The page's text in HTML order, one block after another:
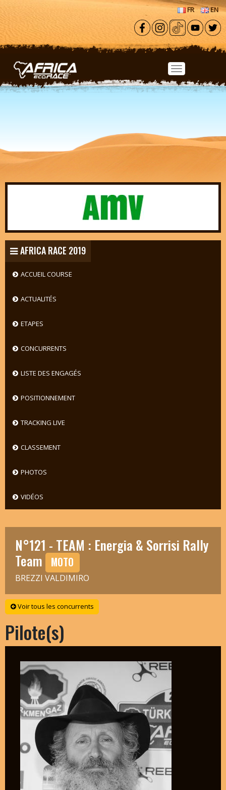
Aller au contenu principal
FR EN
AFRICA RACE 2019
ACCUEIL COURSE
ACTUALITÉS
ETAPES
CONCURRENTS
LISTE DES ENGAGÉS
POSITIONNEMENT
TRACKING LIVE
CLASSEMENT
PHOTOS
VIDÉOS
N°121 - TEAM : Energia & Sorrisi Rally
Team MOTO
BREZZI VALDIMIRO
Voir tous les concurrents
Pilote(s)